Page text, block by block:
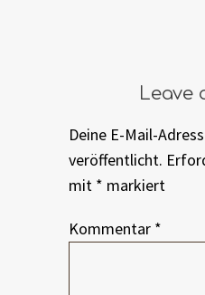
Leave
Deine E-Mail-
veröffentlicht.
mit * markiert
Kommentar *